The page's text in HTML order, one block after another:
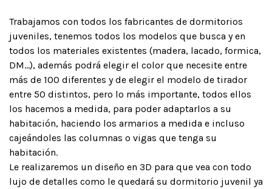
Trabajamos con todos los fabricantes de dormitorios
juveniles, tenemos todos los modelos que busca y en
todos los materiales existentes (madera, lacado, formica,
DM…), además podrá elegir el color que necesite entre
más de 100 diferentes y de elegir el modelo de tirador
entre 50 distintos, pero lo más importante, todos ellos
los hacemos a medida, para poder adaptarlos a su
habitación, haciendo los armarios a medida e incluso
cajeándoles las columnas o vigas que tenga su
habitación.
Le realizaremos un diseño en 3D para que vea con todo
lujo de detalles como le quedará su dormitorio juvenil ya